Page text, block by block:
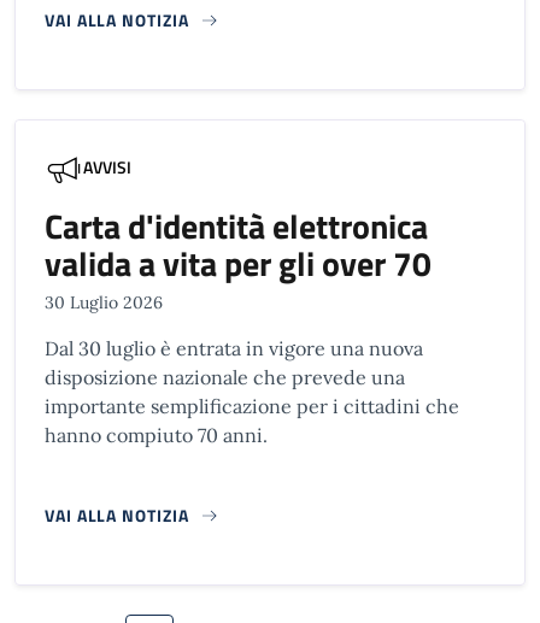
VAI ALLA NOTIZIA
AVVISI
Carta d'identità elettronica
valida a vita per gli over 70
30 Luglio 2026
Dal 30 luglio è entrata in vigore una nuova
disposizione nazionale che prevede una
importante semplificazione per i cittadini che
hanno compiuto 70 anni.
VAI ALLA NOTIZIA